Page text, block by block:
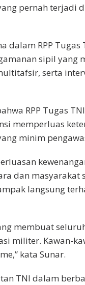
pernah terjadi
RPP Tugas
sipil yang
serta
RPP Tugas
memperluas
minim
dan masyarakat
langsung
membuat
militer. Kawan-
kata Sunar.
TNI dalam